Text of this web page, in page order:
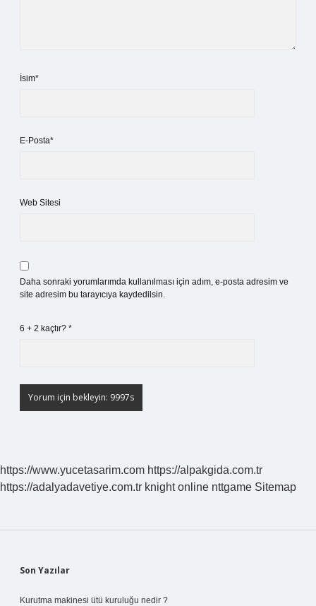
İsim*
E-Posta*
Web Sitesi
Daha sonraki yorumlarımda kullanılması için adım, e-posta adresim ve
site adresim bu tarayıcıya kaydedilsin.
6 + 2 kaçtır? *
https://www.yucetasarim.com https://alpakgida.com.tr
https://adalyadavetiye.com.tr knight online nttgame Sitemap
Sidebar
Son Yazılar
Kurutma makinesi ütü kuruluğu nedir ?